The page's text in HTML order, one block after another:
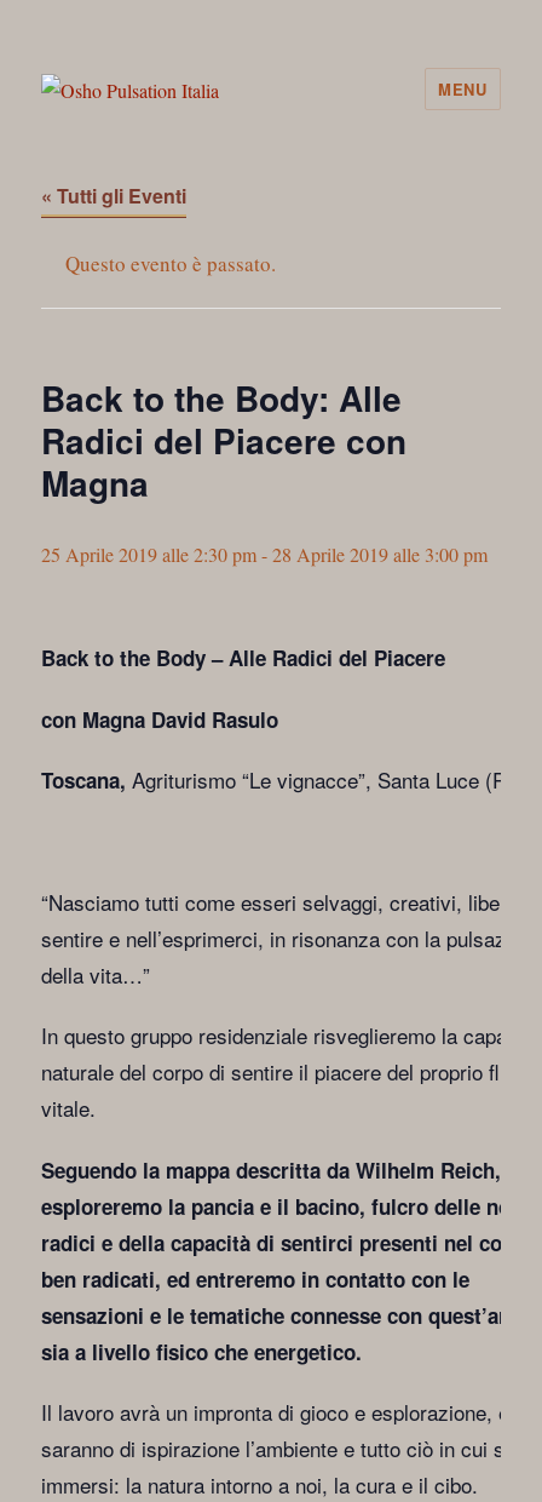
MENU
« Tutti gli Eventi
Questo evento è passato.
Back to the Body: Alle
Radici del Piacere con
Magna
25 Aprile 2019 alle 2:30 pm-28 Aprile 2019 alle 3:00 pm
Back to the Body – Alle Radici del Piacere
con Magna David Rasulo
Toscana,Agriturismo “Le vignacce”, Santa Luce (PI)
“Nasciamo tutti come esseri selvaggi, creativi, liberi
sentire e nell’esprimerci, in risonanza con la
della vita…”
In questo gruppo residenziale risveglieremo la capacità
naturale del corpo di sentire il piacere del proprio
vitale.
Seguendo la mappa descritta da Wilhelm Reich,
esploreremo la pancia e il bacino, fulcro delle
radici e della capacità di sentirci presenti nel corpo
ben radicati, ed entreremo in contatto con le
sensazioni e le tematiche connesse con quest’area,
sia a livello fisico che energetico.
Il lavoro avrà un impronta di gioco e esplorazione, e
saranno di ispirazione l’ambiente e tutto ciò in cui
immersi: la natura intorno a noi, la cura e il cibo.